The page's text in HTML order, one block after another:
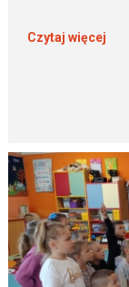
Czytaj więcej